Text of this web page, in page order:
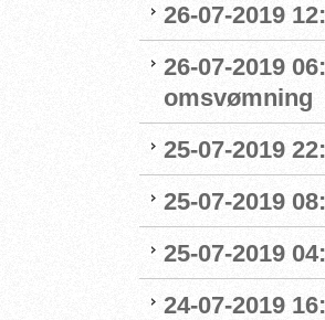
26-07-2019
26-07-2019
omsvømning
25-07-2019
25-07-2019
25-07-2019
24-07-2019